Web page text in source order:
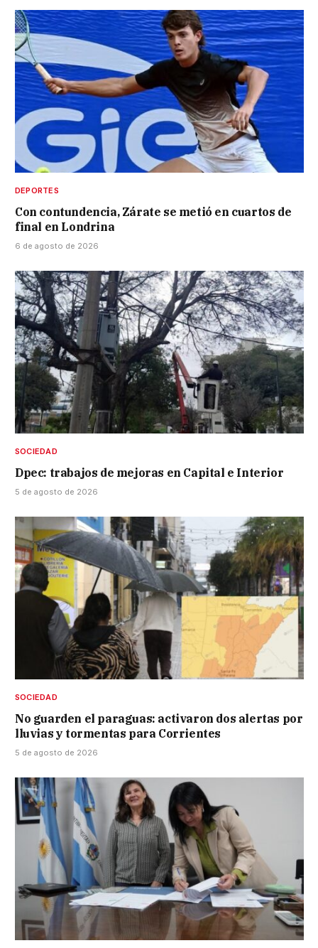
DEPORTES
Con contundencia, Zárate se metió en cuartos de
final en Londrina
6 de agosto de 2026
SOCIEDAD
Dpec: trabajos de mejoras en Capital e Interior
5 de agosto de 2026
SOCIEDAD
No guarden el paraguas: activaron dos alertas por
lluvias y tormentas para Corrientes
5 de agosto de 2026